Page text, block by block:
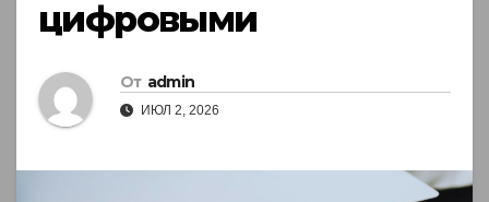
цифровыми
От admin
ИЮЛ 2, 2026